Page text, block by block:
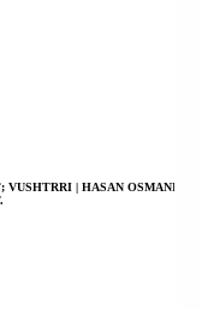
VUSHTRRI | HASAN OSMANI